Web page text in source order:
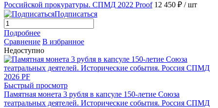
Российской прокуратуры. СПМД 2022 Proof 12 450 ₽ / шт
Подписаться
Подробнее
Сравнение В избранное
Недоступно
Быстрый просмотр
Памятная монета 3 рубля в капсуле 150-летие Союза
театральных деятелей. Исторические события. Россия СПМД